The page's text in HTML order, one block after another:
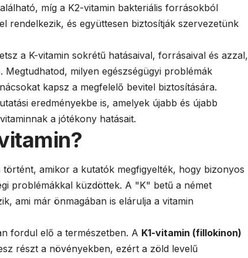
míg a K2-vitamin bakteriális forrásokból
rendelkezik, és együttesen biztosítják szervezetünk
a K-vitamin sokrétű hatásaival, forrásaival és azzal,
milyen egészségügyi problémák
kapsz a megfelelő bevitel biztosítására.
eredményekbe is, amelyek újabb és újabb
a jótékony hatásait.
történt, amikor a kutatók megfigyelték, hogy bizonyos
problémákkal küzdöttek. A "K" betű a német
ami már önmagában is elárulja a vitamin
fordul elő a természetben. A K1-vitamin (fillokinon)
részt a növényekben, ezért a zöld levelű